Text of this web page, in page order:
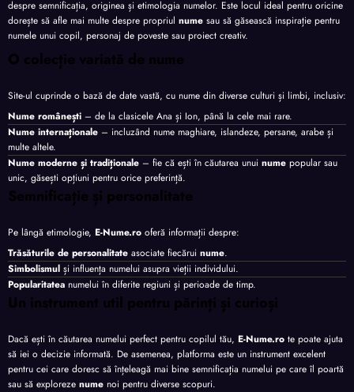
despre semnificația, originea și etimologia numelor. Este locul ideal pentru oricine
dorește să afle mai multe despre propriul nume sau să găsească inspirație pentru
numele unui copil, personaj de poveste sau proiect creativ.
O colecție variată de nume
Site-ul cuprinde o bază de date vastă, cu nume din diverse culturi și limbi, inclusiv:
Nume românești – de la clasicele Ana și Ion, până la cele mai rare.
Nume internaționale – incluzând nume maghiare, islandeze, persane, arabe și
multe altele.
Nume moderne și tradiționale – fie că ești în căutarea unui nume popular sau
unic, găsești opțiuni pentru orice preferință.
Semnificație și personalitate
Pe lângă etimologie, E-Nume.ro oferă informații despre:
Trăsăturile de personalitate asociate fiecărui nume.
Simbolismul și influența numelui asupra vieții individului.
Popularitatea numelui în diferite regiuni și perioade de timp.
Un instrument util pentru părinți și curioși
Dacă ești în căutarea numelui perfect pentru copilul tău, E-Nume.ro te poate ajuta
să iei o decizie informată. De asemenea, platforma este un instrument excelent
pentru cei care doresc să înțeleagă mai bine semnificația numelui pe care îl poartă
sau să exploreze nume noi pentru diverse scopuri.